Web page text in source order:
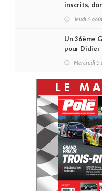
inscrits,
Jeudi 6
Un 36ème
pour Didier
Mercredi 5